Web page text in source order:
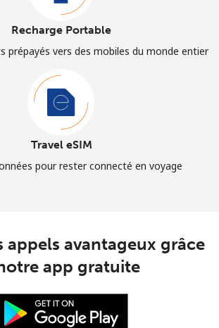
Recharge Portable
prépayés vers des mobiles du monde entier
Travel eSIM
pour rester connecté en voyage
appels avantageux grâce
app gratuite